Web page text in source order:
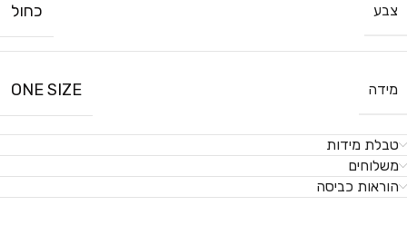
צבע
כחול
מידה ONE SIZE
טבלת מידות
משלוחים
הוראות כביסה